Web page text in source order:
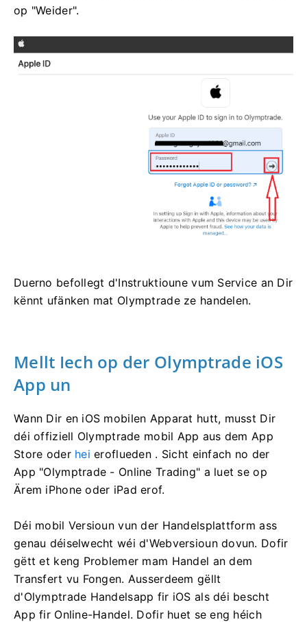
op "Weider".
Duerno befollegt d'Instruktioune vum Service an Dir
kënnt ufänken mat Olymptrade ze handelen.
Mellt Iech op der Olymptrade iOS
App un
Wann Dir en iOS mobilen Apparat hutt, musst Dir
déi offiziell Olymptrade mobil App aus dem App
Store oder hei eroflueden . Sicht einfach no der
App "Olymptrade - Online Trading" a luet se op
Ärem iPhone oder iPad erof.
Déi mobil Versioun vun der Handelsplattform ass
genau déiselwecht wéi d'Webversioun dovun. Dofir
gëtt et keng Problemer mam Handel an dem
Transfert vu Fongen. Ausserdeem gëllt
d'Olymptrade Handelsapp fir iOS als déi bescht
App fir Online-Handel. Dofir huet se eng héich